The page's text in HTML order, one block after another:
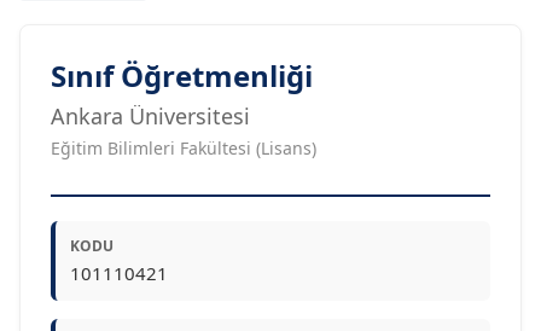
Sınıf Öğretmenliği
Ankara Üniversitesi
Eğitim Bilimleri Fakültesi (Lisans)
KODU
101110421